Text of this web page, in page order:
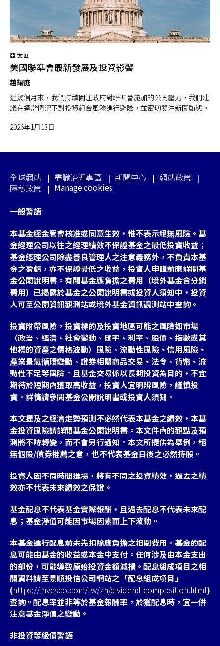
亞太區
美國聯準會最新發展及投資影響
趙耀庭
近幾個月來，我們持續關注政府對聯準會施加的公開壓力，我們建
議在適當情況下對投資組合風險進行避險，並密切關注新聞動態。
2026年1月13日
全球網站 盡職治理專區 新聞中心
網站政策
隱私政策
Manage cookies
一般警語
本基金經金管會核准或同意生效，惟不表示絕無風險。基
金經理公司以往之經理績效不保證基金之最低投資收益；
基金經理公司除盡善良管理人之注意義務外，不負責本基
金之盈虧，亦不保證最低之收益，投資人申購前應詳閱基
金公開說明書。有關基金應負擔之費用（境外基金含分銷
費用）已揭露於基金之公開說明書或投資人須知中，投資
人可至公開資訊觀測站或境外基金資訊觀測站中查詢。
投資附帶風險，投資標的及投資地區可能之風險如市場
（政治、經濟、社會變動、匯率、利率、股價、指數或其
他標的資產之價格波動）風險、流動性風險、信用風險、
產業景氣循環變動、證券相關商品交易、法令、貨幣、流
動性不足等風險。且基金交易係以長期投資為目的，不宜
期待於短期內獲取高收益，投資人宜明辨風險，謹慎投
資。詳情請參閱基金公開說明書或投資人須知。
本文提及之經濟走勢預測不必然代表本基金之績效，本基
金投資風險請詳閱基金公開說明書。本文件內的觀點及預
測將不時轉變，而不會另行通知。本文所提供為舉例，絕
無個股/債券推薦之意，也不代表基金日後之必然持股。
投資人因不同時間進場，將有不同之投資績效，過去之績
效亦不代表未來績效之保證。
基金配息不代表基金實際報酬，且過去配息不代表未來配
息；基金淨值可能因市場因素而上下波動。
本基金進行配息前未先扣除應負擔之相關費用。基金的配
息可能由基金的收益或本金中支付。任何涉及由本金支出
的部份，可能導致原始投資金額減損。配息組成項目之相
關資料請至景順投信公司網站之「配息組成項目」
(https://invesco.com/tw/zh/dividend-composition.html)
查詢。配息率並非等於基金報酬率，於獲配息時，宜一併
注意基金淨值之變動。
非投資等級債警語